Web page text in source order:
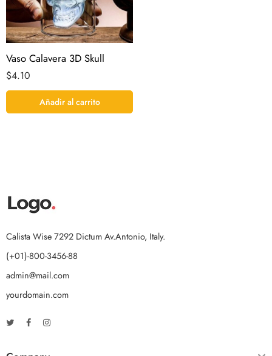
Vaso Calavera 3D Skull
$4.10
Añadir al carrito
Calista Wise 7292 Dictum Av.Antonio, Italy.
(+01)-800-3456-88
admin@mail.com
yourdomain.com